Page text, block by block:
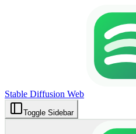
Stable Diffusion Web
Toggle Sidebar